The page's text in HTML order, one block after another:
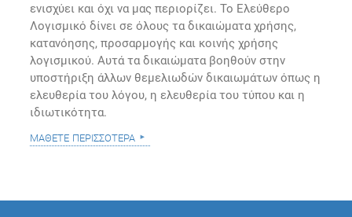
ενισχύει και όχι να μας περιορίζει. Το Ελεύθερο
Λογισμικό δίνει σε όλους τα δικαιώματα χρήσης,
κατανόησης, προσαρμογής και κοινής χρήσης
λογισμικού. Αυτά τα δικαιώματα βοηθούν στην
υποστήριξη άλλων θεμελιωδών δικαιωμάτων όπως η
ελευθερία του λόγου, η ελευθερία του τύπου και η
ιδιωτικότητα.
μάθετε περισσότερα